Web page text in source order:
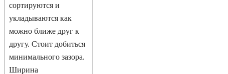
сортируются и
укладываются как
можно ближе друг к
другу. Стоит добиться
минимального зазора.
Ширина